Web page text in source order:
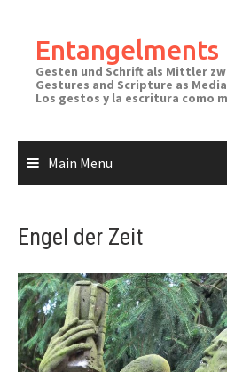
contentEntangelments
Gesten und Schrift als Mittler
Gestures and Scripture as
Los gestos y la escritura como
Main Menu
Engel der Zeit